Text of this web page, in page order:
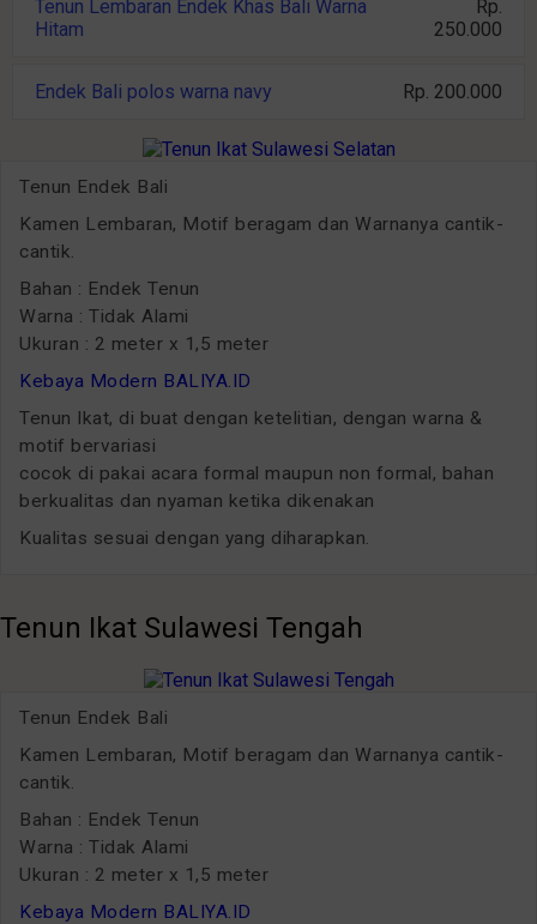
Tenun Lembaran Endek Khas Bali Warna
Hitam
Rp.
250.000
Endek Bali polos warna navy Rp. 200.000
Tenun Endek Bali
Kamen Lembaran, Motif beragam dan Warnanya cantik-
cantik.
Bahan : Endek Tenun
Warna : Tidak Alami
Ukuran : 2 meter x 1,5 meter
Kebaya Modern BALIYA.ID
Tenun Ikat, di buat dengan ketelitian, dengan warna &
motif bervariasi
cocok di pakai acara formal maupun non formal, bahan
berkualitas dan nyaman ketika dikenakan
Kualitas sesuai dengan yang diharapkan.
Tenun Ikat Sulawesi Tengah
Tenun Endek Bali
Kamen Lembaran, Motif beragam dan Warnanya cantik-
cantik.
Bahan : Endek Tenun
Warna : Tidak Alami
Ukuran : 2 meter x 1,5 meter
Kebaya Modern BALIYA.ID